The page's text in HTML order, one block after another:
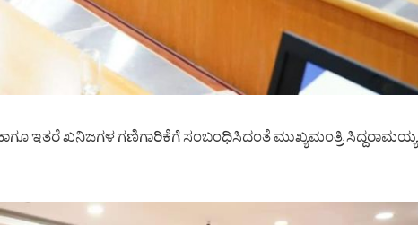
ಇತರೆ ಖನಿಜಗಳ ಗಣಿಗಾರಿಕೆಗೆ ಸಂಬಂಧಿಸಿದಂತೆ ಮುಖ್ಯಮಂತ್ರಿ ಸಿದ್ದರಾಮಯ್ಯ